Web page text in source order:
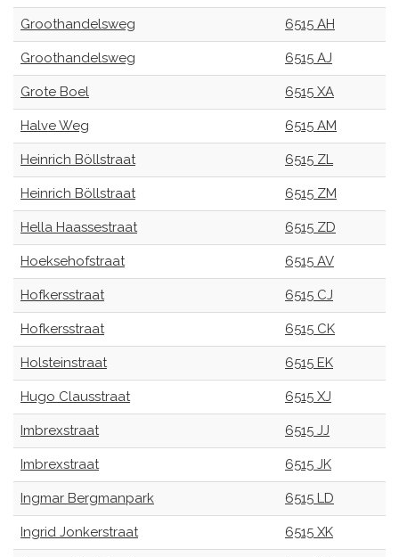
Groothandelsweg 6515 AH
Groothandelsweg 6515 AJ
Grote Boel 6515 XA
Halve Weg 6515 AM
Heinrich Böllstraat 6515 ZL
Heinrich Böllstraat 6515 ZM
Hella Haassestraat 6515 ZD
Hoeksehofstraat 6515 AV
Hofkersstraat 6515 CJ
Hofkersstraat 6515 CK
Holsteinstraat 6515 EK
Hugo Clausstraat 6515 XJ
Imbrexstraat 6515 JJ
Imbrexstraat 6515 JK
Ingmar Bergmanpark 6515 LD
Ingrid Jonkerstraat 6515 XK